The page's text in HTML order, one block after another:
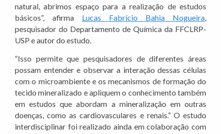
natural, abrimos espaço para a realização de estudos
básicos”, afirma Lucas Fabrício Bahia Nogueira,
pesquisador do Departamento de Química da FFCLRP-
USP e autor do estudo.
“Isso permite que pesquisadores de diferentes áreas
possam entender e observar a interação dessas células
com o microambiente e os mecanismos de formação do
tecido mineralizado e apliquem o conhecimento também
em estudos que abordam a mineralização em outras
doenças, como as cardiovasculares e renais.” O estudo
interdisciplinar foi realizado ainda em colaboração com